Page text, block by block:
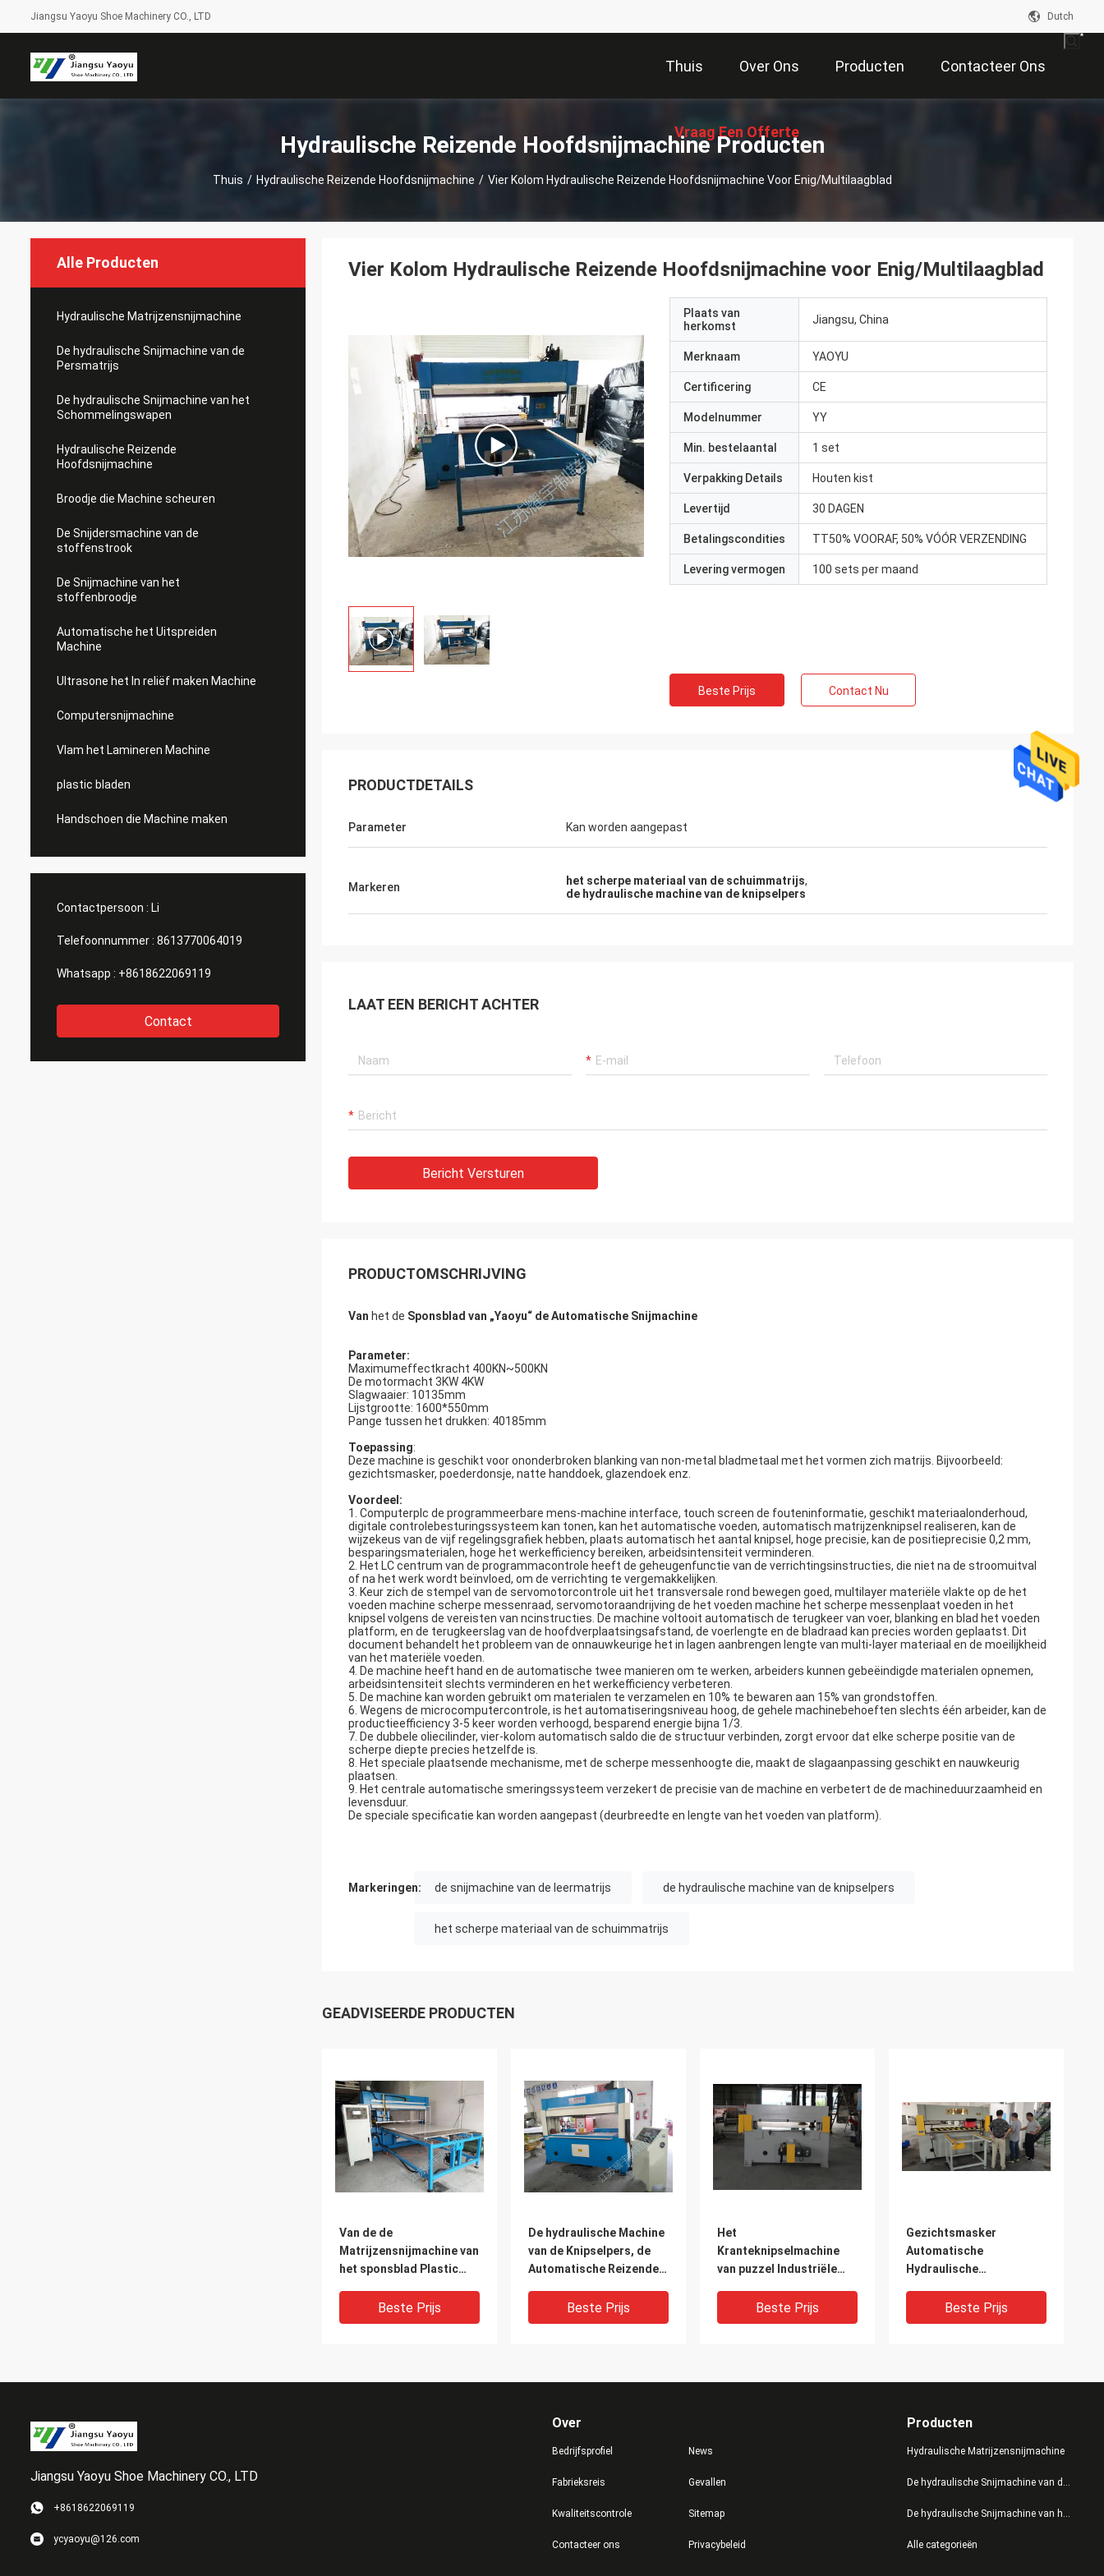
Jiangsu Yaoyu Shoe Machinery CO., LTD Dutch
Thuis Over Ons Producten Contacteer Ons
Vraag Een Offerte
Hydraulische Reizende Hoofdsnijmachine Producten
Thuis / Hydraulische Reizende Hoofdsnijmachine / Vier Kolom Hydraulische Reizende Hoofdsnijmachine Voor Enig/Multilaagblad
Alle Producten
Hydraulische Matrijzensnijmachine
De hydraulische Snijmachine van de
Persmatrijs
De hydraulische Snijmachine van het
Schommelingswapen
Hydraulische Reizende
Hoofdsnijmachine
Broodje die Machine scheuren
De Snijdersmachine van de
stoffenstrook
De Snijmachine van het
stoffenbroodje
Automatische het Uitspreiden
Machine
Ultrasone het In reliëf maken Machine
Computersnijmachine
Vlam het Lamineren Machine
plastic bladen
Handschoen die Machine maken
Contactpersoon : Li
Telefoonnummer : 8613770064019
Whatsapp : +8618622069119
Contact
Vier Kolom Hydraulische Reizende Hoofdsnijmachine voor Enig/Multilaagblad
Plaats van
herkomst
Jiangsu, China
Merknaam YAOYU
Certificering CE
Modelnummer YY
Min. bestelaantal 1 set
Verpakking Details Houten kist
Levertijd 30 DAGEN
Betalingscondities TT50% VOORAF, 50% VÓÓR VERZENDING
Levering vermogen 100 sets per maand
Beste Prijs Contact Nu
PRODUCTDETAILS
Parameter Kan worden aangepast
Markeren het scherpe materiaal van de schuimmatrijs,
de hydraulische machine van de knipselpers
LAAT EEN BERICHT ACHTER
Bericht Versturen
PRODUCTOMSCHRIJVING
Van het de Sponsblad van „Yaoyu“ de Automatische Snijmachine
Parameter:
Maximumeffectkracht 400KN~500KN
De motormacht 3KW 4KW
Slagwaaier: 10135mm
Lijstgrootte: 1600*550mm
Pange tussen het drukken: 40185mm
Toepassing:
Deze machine is geschikt voor ononderbroken blanking van non-metal bladmetaal met het vormen zich matrijs. Bijvoorbeeld:
gezichtsmasker, poederdonsje, natte handdoek, glazendoek enz.
Voordeel:
1. Computerplc de programmeerbare mens-machine interface, touch screen de fouteninformatie, geschikt materiaalonderhoud,
digitale controlebesturingssysteem kan tonen, kan het automatische voeden, automatisch matrijzenknipsel realiseren, kan de
wijzekeus van de vijf regelingsgrafiek hebben, plaats automatisch het aantal knipsel, hoge precisie, kan de positieprecisie 0,2 mm,
besparingsmaterialen, hoge het werkefficiency bereiken, arbeidsintensiteit verminderen.
2. Het LC centrum van de programmacontrole heeft de geheugenfunctie van de verrichtingsinstructies, die niet na de stroomuitval
of na het werk wordt beïnvloed, om de verrichting te vergemakkelijken.
3. Keur zich de stempel van de servomotorcontrole uit het transversale rond bewegen goed, multilayer materiële vlakte op de het
voeden machine scherpe messenraad, servomotoraandrijving de het voeden machine het scherpe messenplaat voeden in het
knipsel volgens de vereisten van ncinstructies. De machine voltooit automatisch de terugkeer van voer, blanking en blad het voeden
platform, en de terugkeerslag van de hoofdverplaatsingsafstand, de voerlengte en de bladraad kan precies worden geplaatst. Dit
document behandelt het probleem van de onnauwkeurige het in lagen aanbrengen lengte van multi-layer materiaal en de moeilijkheid
van het materiële voeden.
4. De machine heeft hand en de automatische twee manieren om te werken, arbeiders kunnen gebeëindigde materialen opnemen,
arbeidsintensiteit slechts verminderen en het werkefficiency verbeteren.
5. De machine kan worden gebruikt om materialen te verzamelen en 10% te bewaren aan 15% van grondstoffen.
6. Wegens de microcomputercontrole, is het automatiseringsniveau hoog, de gehele machinebehoeften slechts één arbeider, kan de
productieefficiency 3-5 keer worden verhoogd, besparend energie bijna 1/3.
7. De dubbele oliecilinder, vier-kolom automatisch saldo die de structuur verbinden, zorgt ervoor dat elke scherpe positie van de
scherpe diepte precies hetzelfde is.
8. Het speciale plaatsende mechanisme, met de scherpe messenhoogte die, maakt de slagaanpassing geschikt en nauwkeurig
plaatsen.
9. Het centrale automatische smeringssysteem verzekert de precisie van de machine en verbetert de de machineduurzaamheid en
levensduur.
De speciale specificatie kan worden aangepast (deurbreedte en lengte van het voeden van platform).
Markeringen: de snijmachine van de leermatrijs de hydraulische machine van de knipselpers
het scherpe materiaal van de schuimmatrijs
GEADVISEERDE PRODUCTEN
Van de de
Matrijzensnijmachine van
het sponsblad Plastic
10135mm Slagwaaier
Beste Prijs
De hydraulische Machine
van de Knipselpers, de
Automatische Reizende
Knipselpers Gemaakt in
China
Beste Prijs
Het
Kranteknipselmachine
van puzzel Industriële
GarantieBeste Prijs
Gezichtsmasker
Automatische
Hydraulische
PrestatiesBeste Prijs
Touchscreen Vertonings
Snijmachine van de hoge
Snijmachine van snel Vier
Jiangsu Yaoyu Shoe Machinery CO., LTD
+8618622069119
ycyaoyu@126.com
Over
Bedrijfsprofiel
Fabrieksreis
Kwaliteitscontrole
Contacteer ons
News
Gevallen
Sitemap
Privacybeleid
Producten
Hydraulische Matrijzensnijmachine
De hydraulische Snijmachine van de Persmatrijs
De hydraulische Snijmachine van het Schommelingswapen
Alle categorieën